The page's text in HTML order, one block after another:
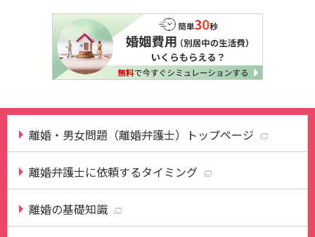
離婚・男女問題（離婚弁護士）トップページ
離婚弁護士に依頼するタイミング
離婚の基礎知識